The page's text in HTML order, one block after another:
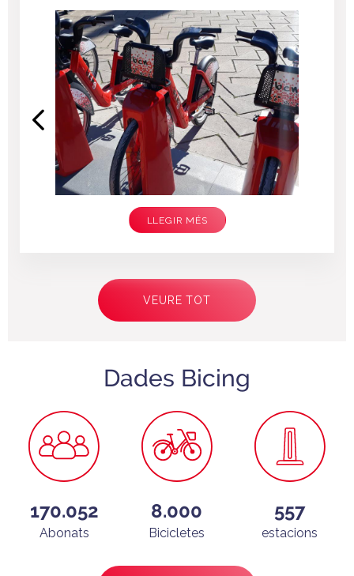
LLEGIR MÉS
VEURE TOT
Dades Bicing
170.052
Abonats
8.000
Bicicletes
557
estacions